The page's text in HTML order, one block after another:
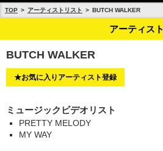
TOP アーティストリスト BUTCH WALKER
アーティスト
BUTCH WALKER
★お気に入りアーティスト登録
ミュージックビデオリスト
PRETTY MELODY
MY WAY